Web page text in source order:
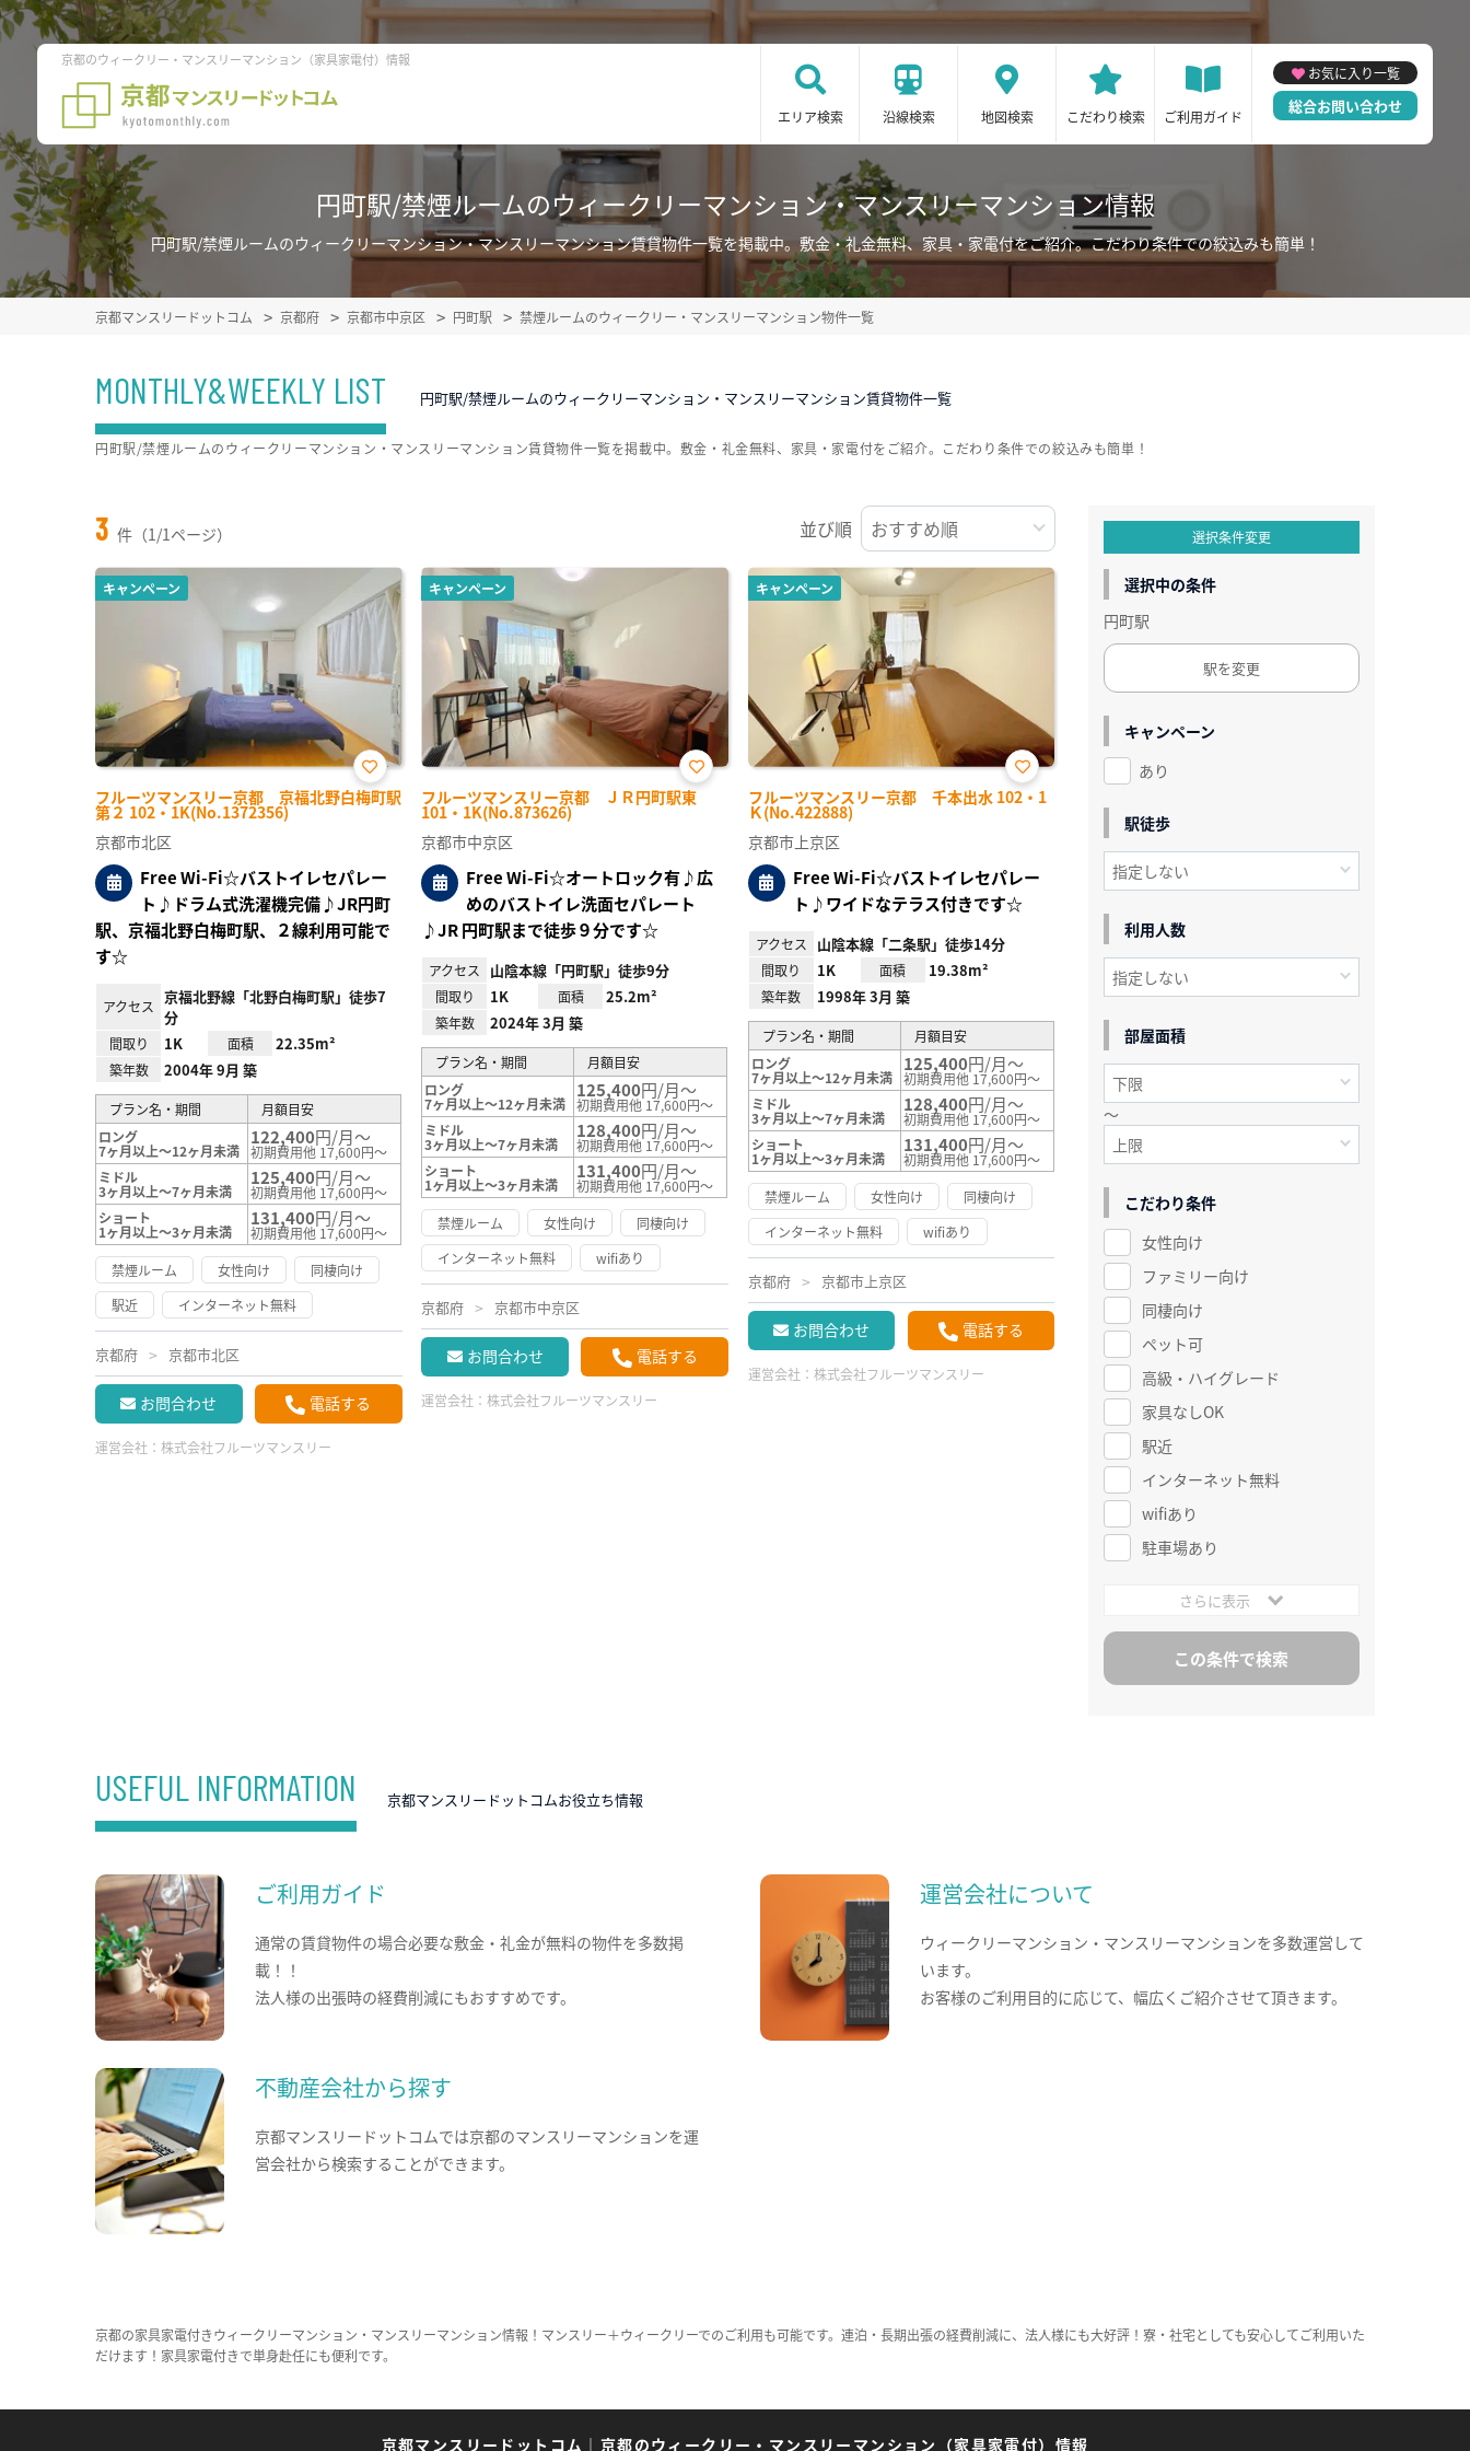
京都のウィークリー・マンスリーマンション（家具家電付）情報
エリア検索 沿線検索 地図検索 こだわり検索 ご利用ガイド
お気に入り一覧
総合お問い合わせ
円町駅/禁煙ルームのウィークリーマンション・マンスリーマンション情報
円町駅/禁煙ルームのウィークリーマンション・マンスリーマンション賃貸物件一覧を掲載中。敷金・礼金無料、家具・家電付をご紹介。こだわり条件での絞込みも簡単！
京都マンスリードットコム 京都府 京都市中京区 円町駅 禁煙ルームのウィークリー・マンスリーマンション物件一覧
MONTHLY&WEEKLY LIST 円町駅/禁煙ルームのウィークリーマンション・マンスリーマンション賃貸物件一覧
3 件（1/1ページ） 並び順
キャンペーン
フルーツマンスリー京都 京福北野白梅町駅
第２ 102・1K(No.1372356)
お気
に入
京都市北区
Free Wi-Fi☆バストイレセパレー
ト♪ドラム式洗濯機完備♪JR円町
駅、京福北野白梅町駅、２線利用可能で
す☆
アクセス
京福北野線「北野白梅町駅」徒歩7
分
間取り 1K 面積 22.35m²
築年数 2004年 9月 築
プラン名・期間
月額目安
ロング
7ヶ月以上～12ヶ月未満
122,400円/月～
初期費用他 17,600円～
ミドル
3ヶ月以上～7ヶ月未満
125,400円/月～
初期費用他 17,600円～
ショート
1ヶ月以上～3ヶ月未満
131,400円/月～
初期費用他 17,600円～
禁煙ルーム
女性向け
同棲向け
駅近
インターネット無料
京都府 京都市北区
お問合わせ 電話する
運営会社： 株式会社フルーツマンスリー
キャンペーン
フルーツマンスリー京都 ＪＲ円町駅東
101・1K(No.873626)
お気
に入
京都市中京区
Free Wi-Fi☆オートロック有♪広
めのバストイレ洗面セパレート
♪JR 円町駅まで徒歩９分です☆
アクセス 山陰本線「円町駅」徒歩9分
間取り 1K 面積 25.2m²
築年数 2024年 3月 築
プラン名・期間
月額目安
ロング
7ヶ月以上～12ヶ月未満
125,400円/月～
初期費用他 17,600円～
ミドル
3ヶ月以上～7ヶ月未満
128,400円/月～
初期費用他 17,600円～
ショート
1ヶ月以上～3ヶ月未満
131,400円/月～
初期費用他 17,600円～
禁煙ルーム
女性向け
同棲向け
インターネット無料
wifiあり
京都府 京都市中京区
お問合わせ 電話する
運営会社：株式会社フルーツマンスリー
キャンペーン
フルーツマンスリー京都 千本出水 102・1
Ｋ(No.422888)
お気
に入
京都市上京区
Free Wi-Fi☆バストイレセパレー
ト♪ワイドなテラス付きです☆
アクセス 山陰本線「二条駅」徒歩14分
間取り 1K 面積 19.38m²
築年数 1998年 3月 築
プラン名・期間
月額目安
ロング
7ヶ月以上～12ヶ月未満
125,400円/月～
初期費用他 17,600円～
ミドル
3ヶ月以上～7ヶ月未満
128,400円/月～
初期費用他 17,600円～
ショート
1ヶ月以上～3ヶ月未満
131,400円/月～
初期費用他 17,600円～
禁煙ルーム
女性向け
同棲向け
インターネット無料
wifiあり
京都府 京都市上京区
お問合わせ 電話する
運営会社： 株式会社フルーツマンスリー
円町駅/禁煙ルームのウィークリーマンション・マンスリーマンション賃貸物件一覧を掲載中。敷金・礼金無料、家具・家電付をご紹介。こだわり条件での絞込みも簡単！
選択条件変更
選択中の条件
円町駅
駅を変更
キャンペーン
あり
駅徒歩
利用人数
部屋面積
～
こだわり条件
女性向け
ファミリー向け
同棲向け
ペット可
高級・ハイグレード
家具なしOK
駅近
インターネット無料
wifiあり
駐車場あり
さらに表示
USEFUL INFORMATION 京都マンスリードットコムお役立ち情報
ご利用ガイド
通常の賃貸物件の場合必要な敷金・礼金が無料の物件を多数掲
載！！
法人様の出張時の経費削減にもおすすめです。
運営会社について
ウィークリーマンション・マンスリーマンションを多数運営して
います。
お客様のご利用目的に応じて、幅広くご紹介させて頂きます。
不動産会社から探す
京都マンスリードットコムでは京都のマンスリーマンションを運
営会社から検索することができます。
京都の家具家電付きウィークリーマンション・マンスリーマンション情報！マンスリー＋ウィークリーでのご利用も可能です。連泊・長期出張の経費削減に、法人様にも大好評！寮・社宅としても安心してご利用いた
だけます！家具家電付きで単身赴任にも便利です。
京都マンスリードットコム ｜ 京都のウィークリー・マンスリーマンション（家具家電付）情報